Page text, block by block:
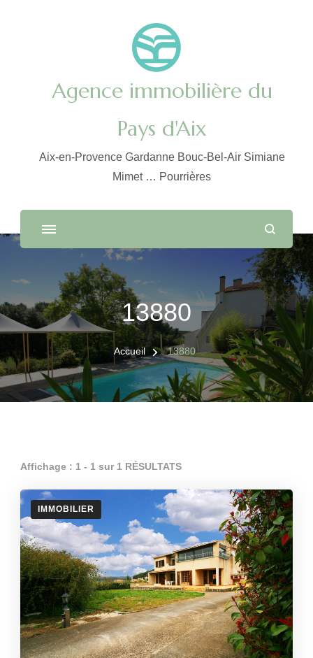
Agence immobilière du
Pays d'Aix
Aix-en-Provence Gardanne Bouc-Bel-Air Simiane
Mimet … Pourrières
13880
Accueil 13880
Affichage : 1 - 1 sur 1 RÉSULTATS
IMMOBILIER